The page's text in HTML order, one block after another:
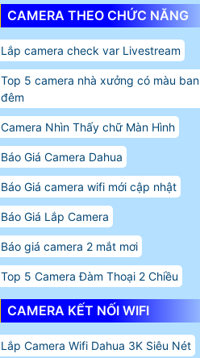
CAMERA THEO CHỨC NĂNG
Lắp camera check var Livestream
Top 5 camera nhà xưởng có màu ban
đêm
Camera Nhìn Thấy chữ Màn Hình
Báo Giá Camera Dahua
Báo Giá camera wifi mới cập nhật
Báo Giá Lắp Camera
Báo giá camera 2 mắt mơi
Top 5 Camera Đàm Thoại 2 Chiều
CAMERA KẾT NỐI WIFI
Lắp Camera Wifi Dahua 3K Siêu Nét